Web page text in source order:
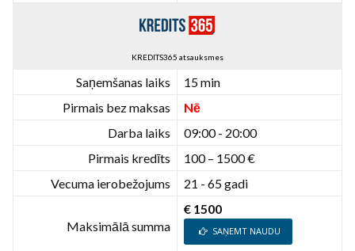
KREDITS365 atsauksmes
Saņemšanas laiks
15 min
Pirmais bez maksas
Nē
Darba laiks
09:00 - 20:00
Pirmais kredīts
100 – 1500 €
Vecuma ierobežojums
21 - 65 gadi
Maksimālā summa
€ 1500
SAŅEMT NAUDU